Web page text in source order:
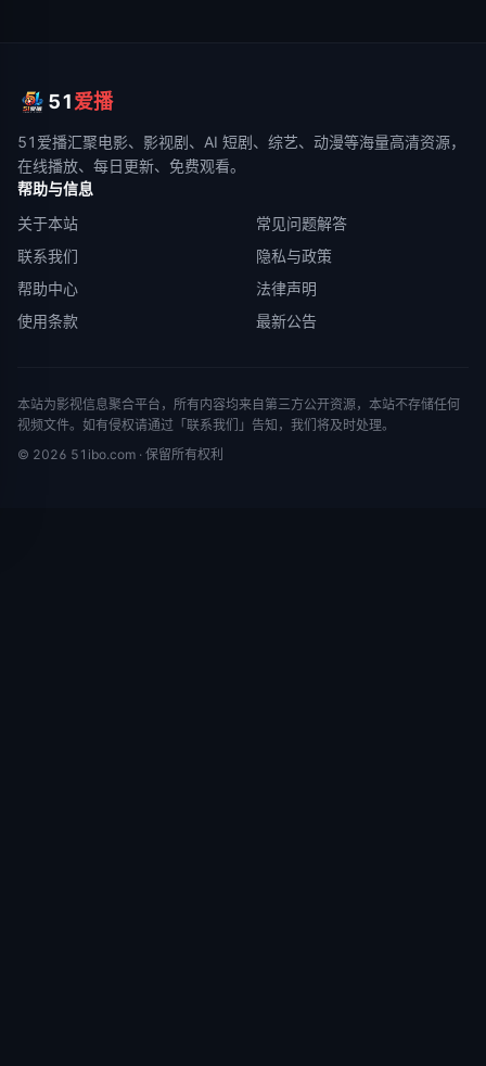
51爱播
51爱播汇聚电影、影视剧、AI 短剧、综艺、动漫等海量高清资源，
在线播放、每日更新、免费观看。
帮助与信息
关于本站
常见问题解答
联系我们
隐私与政策
帮助中心
法律声明
使用条款
最新公告
本站为影视信息聚合平台，所有内容均来自第三方公开资源，本站不存储任何
视频文件。如有侵权请通过「联系我们」告知，我们将及时处理。
© 2026 51ibo.com · 保留所有权利